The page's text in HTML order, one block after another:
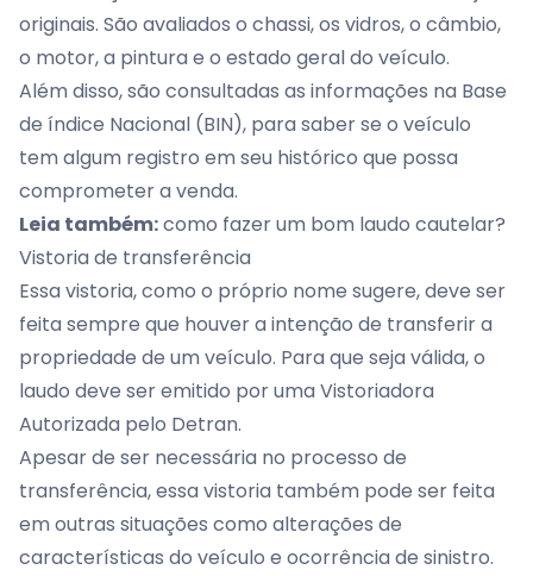
originais. São avaliados o chassi, os vidros, o câmbio,
o motor, a pintura e o estado geral do veículo.
Além disso, são consultadas as informações na Base
de índice Nacional (BIN), para saber se o veículo
tem algum registro em seu histórico que possa
comprometer a venda.
Leia também:como fazer um bom laudo cautelar?
Vistoria de transferência
Essa vistoria, como o próprio nome sugere, deve ser
feita sempre que houver a intenção de transferir a
propriedade de um veículo. Para que seja válida, o
laudo deve ser emitido por uma Vistoriadora
Autorizada pelo Detran.
Apesar de ser necessária no processo de
transferência, essa vistoria também pode ser feita
em outras situações como alterações de
características do veículo e ocorrência de sinistro.